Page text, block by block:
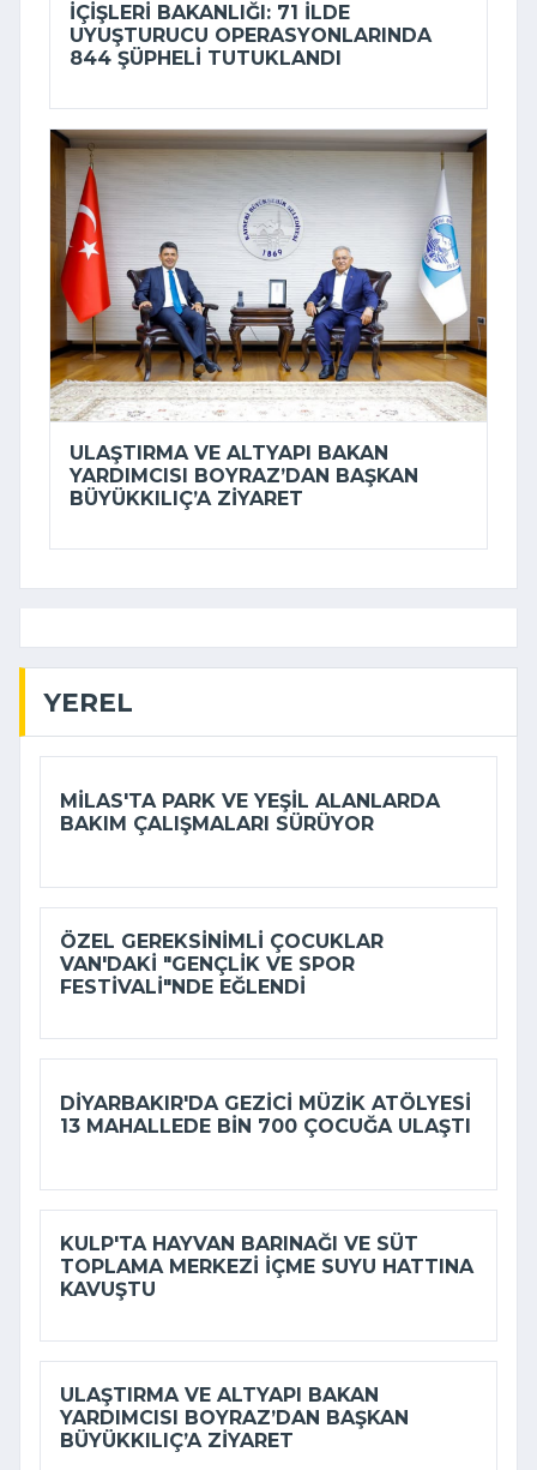
İÇIŞLERI BAKANLIĞI: 71 ILDE
UYUŞTURUCU OPERASYONLARINDA
844 ŞÜPHELI TUTUKLANDI
ULAŞTIRMA VE ALTYAPI BAKAN
YARDIMCISI BOYRAZ’DAN BAŞKAN
BÜYÜKKILIÇ’A ZIYARET
YEREL
MILAS'TA PARK VE YEŞIL ALANLARDA
BAKIM ÇALIŞMALARI SÜRÜYOR
ÖZEL GEREKSINIMLI ÇOCUKLAR
VAN'DAKI "GENÇLIK VE SPOR
FESTIVALI"NDE EĞLENDI
DIYARBAKIR'DA GEZICI MÜZIK ATÖLYESI
13 MAHALLEDE BIN 700 ÇOCUĞA ULAŞTI
KULP'TA HAYVAN BARINAĞI VE SÜT
TOPLAMA MERKEZI IÇME SUYU HATTINA
KAVUŞTU
ULAŞTIRMA VE ALTYAPI BAKAN
YARDIMCISI BOYRAZ’DAN BAŞKAN
BÜYÜKKILIÇ’A ZIYARET